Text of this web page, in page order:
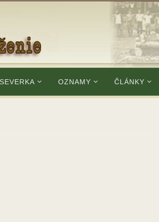
OZNAMY ČLÁNKY